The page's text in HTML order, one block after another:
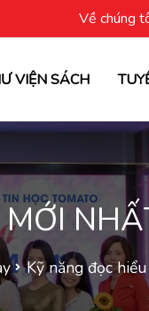
Về chúng
VIỆN SÁCH
Kỹ năng đọc